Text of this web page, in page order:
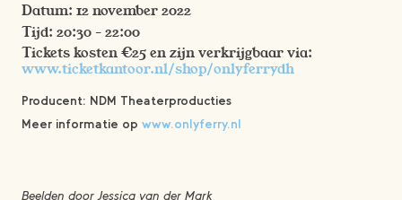
Datum: 12 november 2022
Tijd: 20:30 – 22:00
Tickets kosten €25 en zijn verkrijgbaar via:
www.ticketkantoor.nl/shop/onlyferrydh
Producent: NDM Theaterproducties
Meer informatie op www.onlyferry.nl
Beelden door Jessica van der Mark